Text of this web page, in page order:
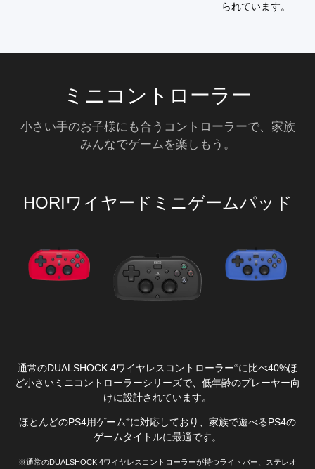
られています。
ミニコントローラー
小さい手のお子様にも合うコントローラーで、家族
みんなでゲームを楽しもう。
HORIワイヤードミニゲームパッド
通常のDUALSHOCK 4ワイヤレスコントローラー※に比べ40%ほ
ど小さいミニコントローラーシリーズで、低年齢のプレーヤー向
けに設計されています。
ほとんどのPS4用ゲーム ※に対応しており、家族で遊べるPS4の
ゲームタイトルに最適です。
※通常のDUALSHOCK 4ワイヤレスコントローラーが持つライトバー、ステレオ